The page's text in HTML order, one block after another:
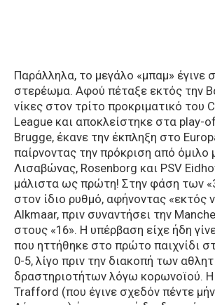
Παράλληλα, το μεγάλο «μπαμ» έγινε
στερέωμα. Αφού πέταξε εκτός την
νίκες στον τρίτο προκριματικό του
League και αποκλείστηκε στα play-
Brugge, έκανε την έκπληξη στο
παίρνοντας την πρόκριση από όμιλο
Λισαβώνας, Rosenborg και PSV
μάλιστα ως πρώτη! Στην φάση των
στον ίδιο ρυθμό, αφήνοντας «εκτός
Alkmaar, πριν συναντήσει την
στους «16». Η υπέρβαση είχε ήδη
που ηττήθηκε στο πρώτο παιχνίδι
0-5, λίγο πριν την διακοπή των
δραστηριοτήτων λόγω κορωνοϊού. Η
Trafford (που έγινε σχεδόν πέντε